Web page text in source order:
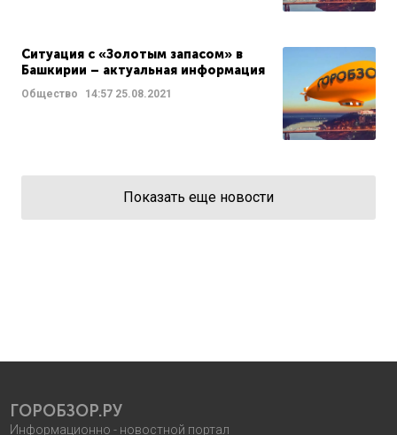
Ситуация с «Золотым запасом» в
Башкирии – актуальная информация
Общество 14:57 25.08.2021
Показать еще новости
ГОРОБЗОР.РУ
Информационно - новостной портал